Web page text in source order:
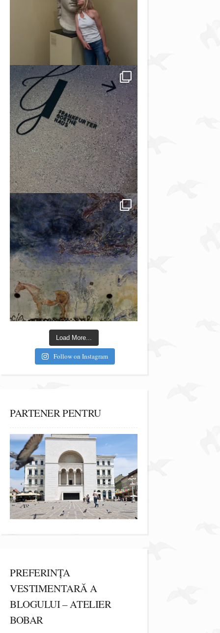
Load More...
Follow on Instagram
PARTENER PENTRU
PREFERINȚA
VESTIMENTARĂ A
BLOGULUI – ATELIER
BOBAR